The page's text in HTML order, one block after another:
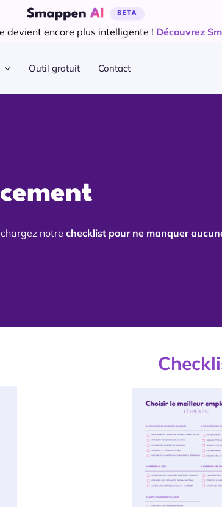
devient encore plus intelligente ! Découvrez
Outil gratuit Contact
notre checklist pour ne manquer